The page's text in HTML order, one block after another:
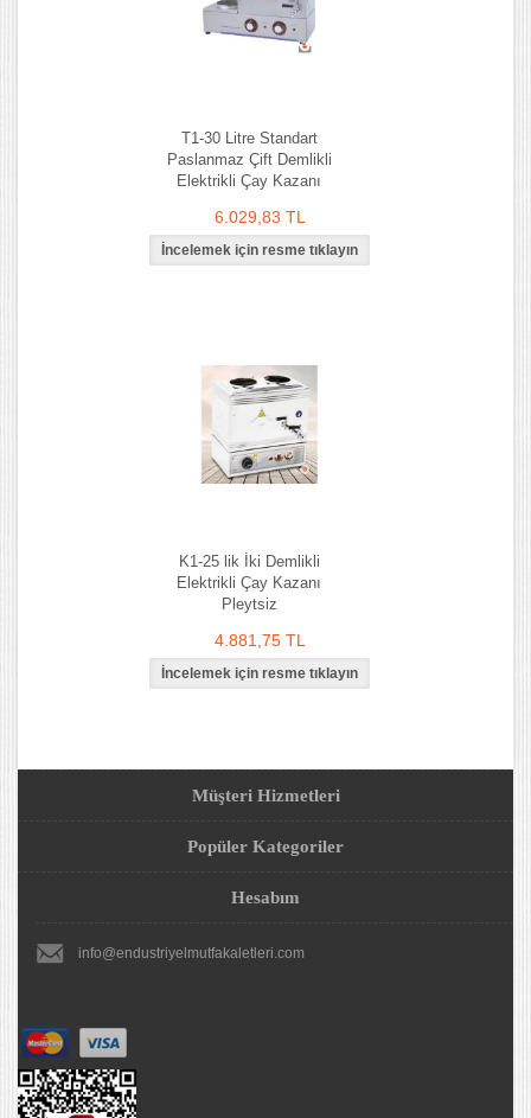
T1-30 Litre Standart
Paslanmaz Çift Demlikli
Elektrikli Çay Kazanı
6.029,83 TL
K1-25 lik İki Demlikli
Elektrikli Çay Kazanı
Pleytsiz
4.881,75 TL
Müşteri Hizmetleri
Popüler Kategoriler
Hesabım
info@endustriyelmutfakaletleri.com